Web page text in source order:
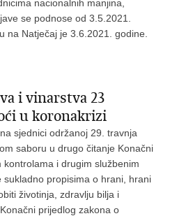
nacionalnih manjina,
se podnose od 3.5.2021.
na Natječaj je 3.6.2021. godine.
i vinarstva 23
u koronakrizi
sjednici održanoj 29. travnja
saboru u drugo čitanje Konačni
i drugim službenim
propisima o hrani, hrani
životinja, zdravlju bilja i
prijedlog zakona o